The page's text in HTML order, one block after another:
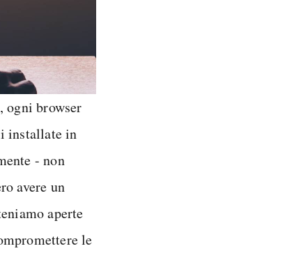
, ogni browser
installate in
- non
avere un
aperte
le